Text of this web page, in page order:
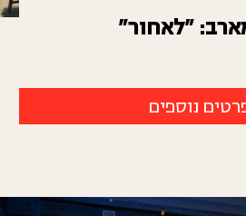
"לאחור"
נוספים